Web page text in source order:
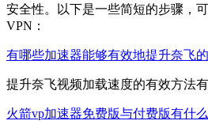
安全性。以下是一些简短的步骤，
VPN：
有哪些加速器能够有效地提升奈飞
提升奈飞视频加载速度的有效方法
火箭vp加速器免费版与付费版有什